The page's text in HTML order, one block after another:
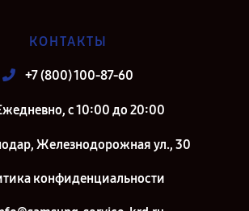
КОНТАКТЫ
+7 (800) 100-87-60
с 10:00 до 20:00
Железнодорожная ул., 30
конфиденциальности